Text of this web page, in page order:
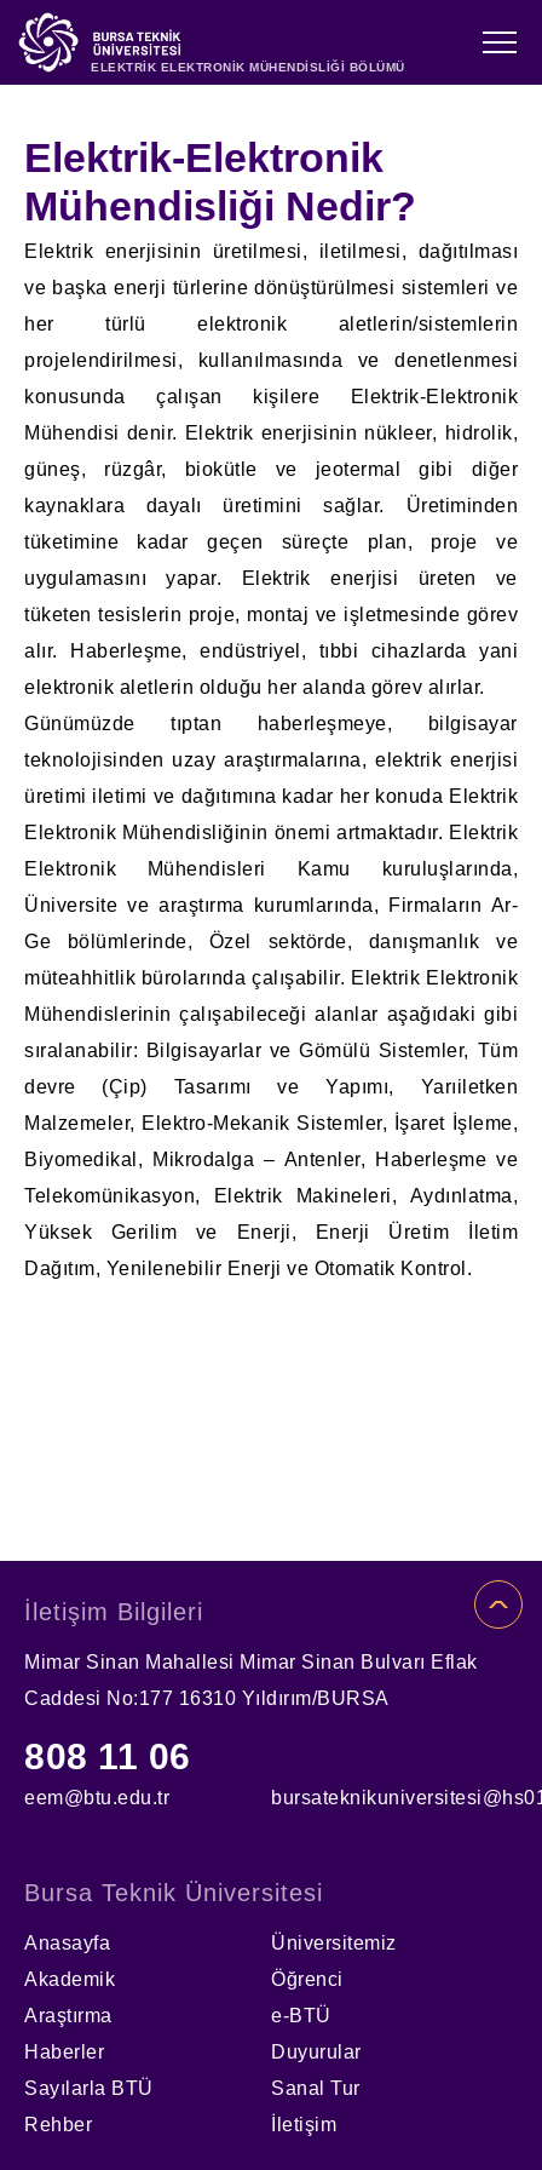
ELEKTRİK ELEKTRONİK MÜHENDİSLİĞİ BÖLÜMÜ
Elektrik-Elektronik
Mühendisliği Nedir?
Elektrik enerjisinin üretilmesi, iletilmesi, dağıtılması
ve başka enerji türlerine dönüştürülmesi sistemleri ve
her türlü elektronik aletlerin/sistemlerin
projelendirilmesi, kullanılmasında ve denetlenmesi
konusunda çalışan kişilere Elektrik-Elektronik
Mühendisi denir. Elektrik enerjisinin nükleer, hidrolik,
güneş, rüzgâr, biokütle ve jeotermal gibi diğer
kaynaklara dayalı üretimini sağlar. Üretiminden
tüketimine kadar geçen süreçte plan, proje ve
uygulamasını yapar. Elektrik enerjisi üreten ve
tüketen tesislerin proje, montaj ve işletmesinde görev
alır. Haberleşme, endüstriyel, tıbbi cihazlarda yani
elektronik aletlerin olduğu her alanda görev alırlar.
Günümüzde tıptan haberleşmeye, bilgisayar
teknolojisinden uzay araştırmalarına, elektrik enerjisi
üretimi iletimi ve dağıtımına kadar her konuda Elektrik
Elektronik Mühendisliğinin önemi artmaktadır. Elektrik
Elektronik Mühendisleri Kamu kuruluşlarında,
Üniversite ve araştırma kurumlarında, Firmaların Ar-
Ge bölümlerinde, Özel sektörde, danışmanlık ve
müteahhitlik bürolarında çalışabilir. Elektrik Elektronik
Mühendislerinin çalışabileceği alanlar aşağıdaki gibi
sıralanabilir: Bilgisayarlar ve Gömülü Sistemler, Tüm
devre (Çip) Tasarımı ve Yapımı, Yarıiletken
Malzemeler, Elektro-Mekanik Sistemler, İşaret İşleme,
Biyomedikal, Mikrodalga – Antenler, Haberleşme ve
Telekomünikasyon, Elektrik Makineleri, Aydınlatma,
Yüksek Gerilim ve Enerji, Enerji Üretim İletim
Dağıtım, Yenilenebilir Enerji ve Otomatik Kontrol.
İletişim Bilgileri
Mimar Sinan Mahallesi Mimar Sinan Bulvarı Eflak
Caddesi No:177 16310 Yıldırım/BURSA
808 11 06
eem@btu.edu.tr
Bursa Teknik Üniversitesi
Anasayfa
Üniversitemiz
Akademik
Öğrenci
Araştırma
e-BTÜ
Haberler
Duyurular
Sayılarla BTÜ
Sanal Tur
Rehber
İletişim